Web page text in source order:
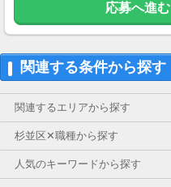
応募へ進む
関連する条件から探す
関連するエリアから探す
杉並区✕職種から探す
人気のキーワードから探す